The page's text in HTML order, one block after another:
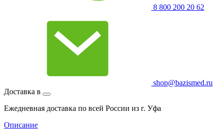
8 800 200 20 62
shop@bazismed.ru
Доставка в
Ежедневная доставка по всей России из г. Уфа
Описание